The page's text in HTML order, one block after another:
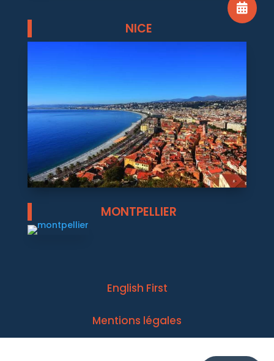
NICE
MONTPELLIER
English First
Mentions légales
